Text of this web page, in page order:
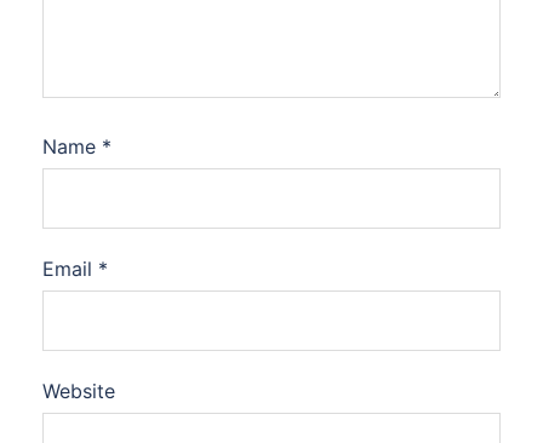
Name *
Email *
Website